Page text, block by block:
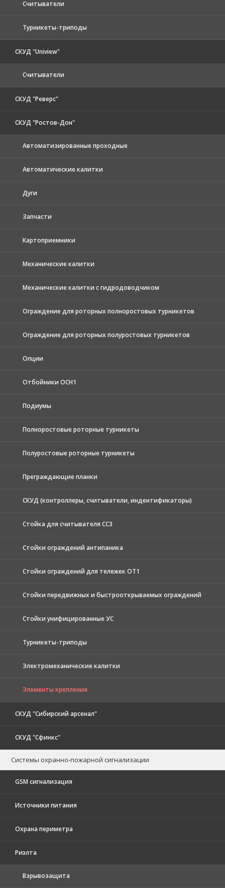
Считыватели
Турникеты-триподы
СКУД "Uniview"
Считыватели
СКУД "Реверс"
СКУД "Ростов-Дон"
Автоматизированные проходные
Автоматические калитки
Дуги
Запчасти
Картоприемники
Механические калитки
Механические калитки с гидродоводчиком
Ограждение для роторных полноростовых турникетов
Ограждение для роторных полуростовых турникетов
Опции
Отбойники ОСН1
Подиумы
Полноростовые роторные турникеты
Полуростовые роторные турникеты
Преграждающие планки
СКУД (контроллеры, считыватели, индентификаторы)
Стойка для считывателя СС3
Стойки ограждений антипаника
Стойки ограждений для тележек ОТ1
Стойки передвижных и быстрооткрываемых ограждений
Стойки унифицированные УС
Турникеты-триподы
Электромеханические калитки
Элементы крепления
СКУД "Сибирский арсенал"
СКУД "Сфинкс"
Системы охранно-пожарной сигнализации
GSM сигнализация
Источники питания
Охрана периметра
Риэлта
Взрывозащита